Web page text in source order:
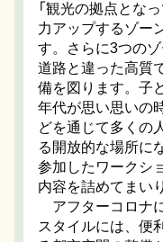
「観光の拠点とな
力アップするゾー
す。さらに3つの
道路と違った高質
備を図ります。子
年代が思い思いの
どを通じて多くの
る開放的な場所に
参加したワークシ
内容を詰めてまい
アフターコロナ
スタイルには、便